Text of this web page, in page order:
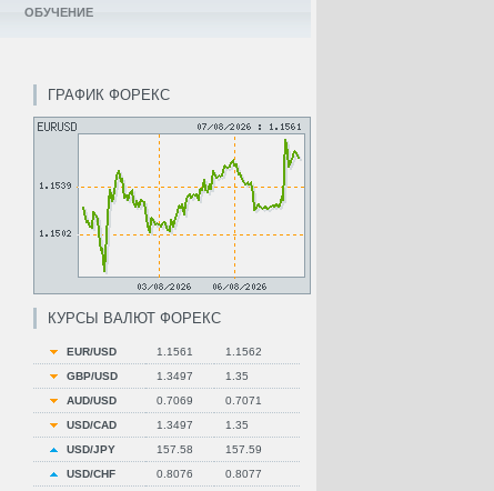
ГРАФИК ФОРЕКС
КУРСЫ ВАЛЮТ ФОРЕКС
EUR/USD 1.1561
1.1562
GBP/USD
1.3497
1.35
AUD/USD
0.7069
0.7071
USD/CAD
1.3497
1.35
USD/JPY
157.58
157.59
USD/CHF
0.8076
0.8077
ОБУЧЕНИЕ